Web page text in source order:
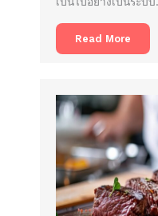
Read More